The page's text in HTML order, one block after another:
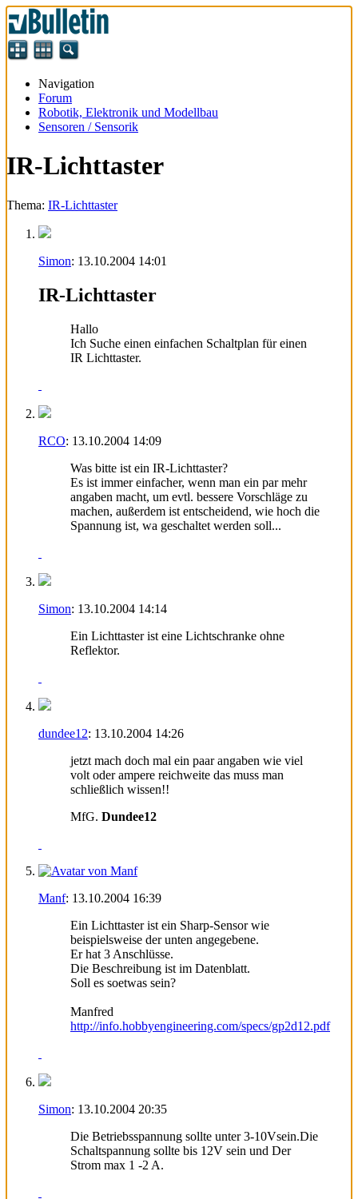
Navigation
Forum
Robotik, Elektronik und Modellbau
Sensoren / Sensorik
IR-Lichttaster
Thema: IR-Lichttaster
Simon: 13.10.2004 14:01
IR-Lichttaster
Hallo
Ich Suche einen einfachen Schaltplan für einen
IR Lichttaster.
RCO: 13.10.2004 14:09
Was bitte ist ein IR-Lichttaster?
Es ist immer einfacher, wenn man ein par mehr
angaben macht, um evtl. bessere Vorschläge zu
machen, außerdem ist entscheidend, wie hoch die
Spannung ist, wa geschaltet werden soll...
Simon: 13.10.2004 14:14
Ein Lichttaster ist eine Lichtschranke ohne
Reflektor.
dundee12: 13.10.2004 14:26
jetzt mach doch mal ein paar angaben wie viel
volt oder ampere reichweite das muss man
schließlich wissen!!
MfG. Dundee12
Manf: 13.10.2004 16:39
Ein Lichttaster ist ein Sharp-Sensor wie
beispielsweise der unten angegebene.
Er hat 3 Anschlüsse.
Die Beschreibung ist im Datenblatt.
Soll es soetwas sein?
Manfred
http://info.hobbyengineering.com/specs/gp2d12.pdf
Simon: 13.10.2004 20:35
Die Betriebsspannung sollte unter 3-10Vsein.Die
Schaltspannung sollte bis 12V sein und Der
Strom max 1 -2 A.